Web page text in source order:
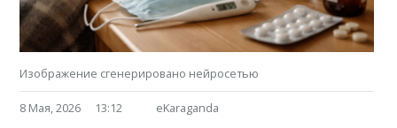
Изображение сгенерировано нейросетью
8 Мая, 2026 13:12 eKaraganda